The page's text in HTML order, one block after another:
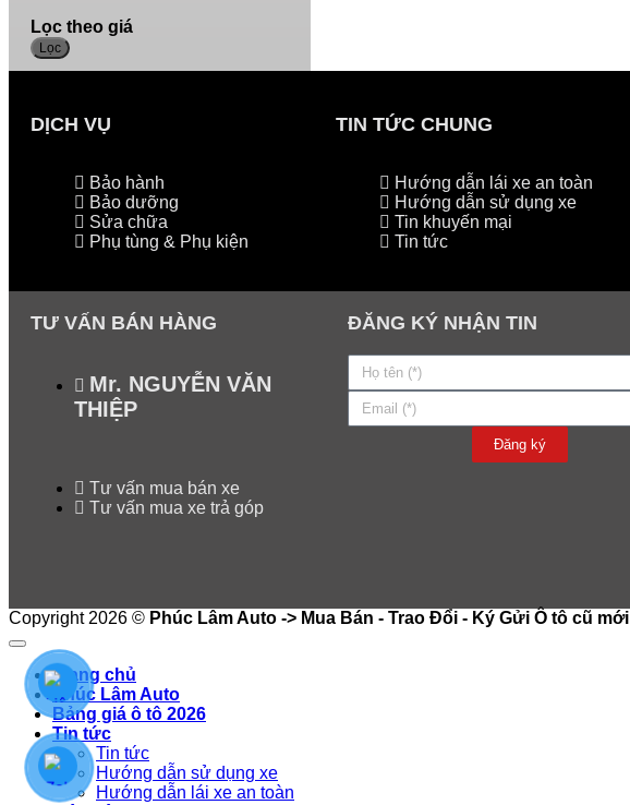
Lọc theo giá
Lọc
DỊCH VỤ
Bảo hành
Bảo dưỡng
Sửa chữa
Phụ tùng & Phụ kiện
TIN TỨC CHUNG
Hướng dẫn lái xe an toàn
Hướng dẫn sử dụng xe
Tin khuyến mại
Tin tức
TƯ VẤN BÁN HÀNG
Mr. NGUYỄN VĂN
THIỆP
Tư vấn mua bán xe
Tư vấn mua xe trả góp
ĐĂNG KÝ NHẬN TIN
Đăng ký
Copyright 2026 © Phúc Lâm Auto -> Mua Bán - Trao Đổi - Ký Gửi Ô tô cũ mới
Trang chủ
Phúc Lâm Auto
Bảng giá ô tô 2026
Tin tức
Tin tức
Hướng dẫn sử dụng xe
Hướng dẫn lái xe an toàn